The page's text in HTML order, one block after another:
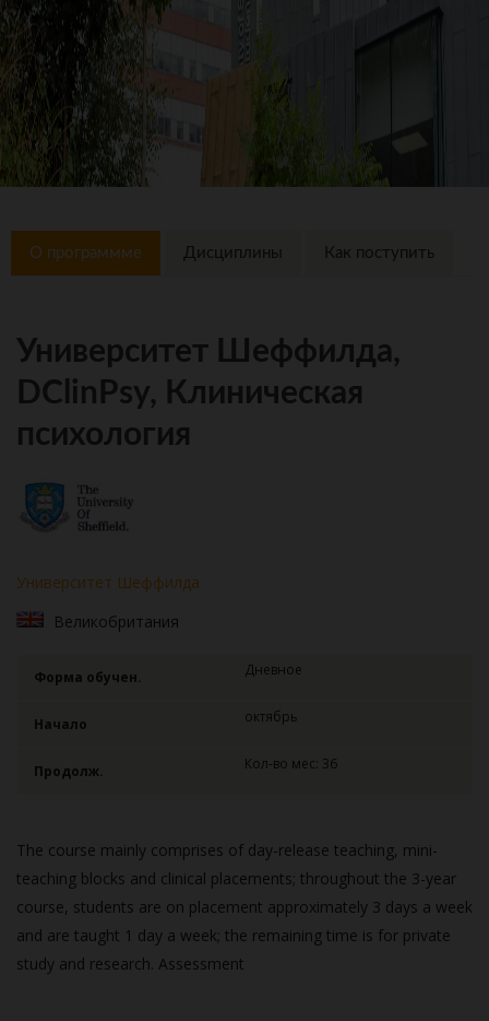
О программме Дисциплины Как поступить
Университет Шеффилда,
DClinPsy, Клиническая
психология
Университет Шеффилда
Великобритания
Форма обучен. Дневное
Начало октябрь
Продолж. Кол-во мес: 36
The course mainly comprises of day-release teaching, mini-
teaching blocks and clinical placements; throughout the 3-year
course, students are on placement approximately 3 days a week
and are taught 1 day a week; the remaining time is for private
study and research. Assessment